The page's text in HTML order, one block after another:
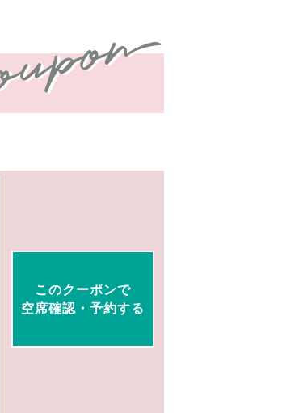
このクーポンで
空席確認・予約する